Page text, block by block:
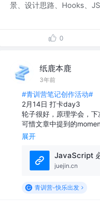
景、设计思路、Hooks、
0
纸鹿本鹿
3年前
#青训营笔记创作活动#
2月14日 打卡day3
轮子很好，原理学会，下
可惜文章中提到的
展开
juejin.cn
青训营-快乐出发